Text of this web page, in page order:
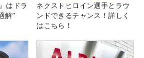
はドラ
解”
ネクストヒロイン選手とラウ
ンドできるチャンス！詳しく
はこちら！